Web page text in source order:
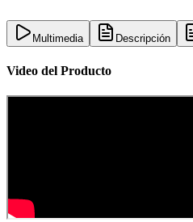
Multimedia Descripción
Video del Producto